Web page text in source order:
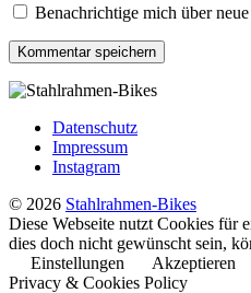
Benachrichtige mich über
Datenschutz
Impressum
Instagram
© 2026 Stahlrahmen-Bikes
Diese Webseite nutzt Cookies für
dies doch nicht gewünscht sein,
Einstellungen
Akzeptieren
Privacy & Cookies Policy